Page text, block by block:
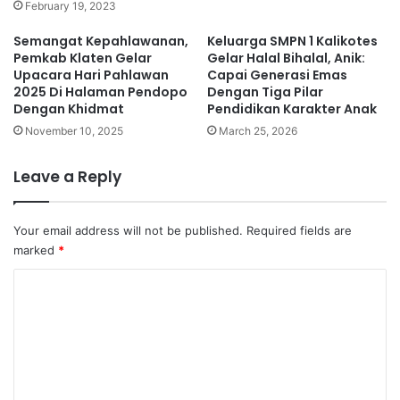
February 19, 2023
Semangat Kepahlawanan,
Pemkab Klaten Gelar
Upacara Hari Pahlawan
2025 Di Halaman Pendopo
Dengan Khidmat
November 10, 2025
Keluarga SMPN 1 Kalikotes
Gelar Halal Bihalal, Anik:
Capai Generasi Emas
Dengan Tiga Pilar
Pendidikan Karakter Anak
March 25, 2026
Leave a Reply
Your email address will not be published. Required fields are
marked *